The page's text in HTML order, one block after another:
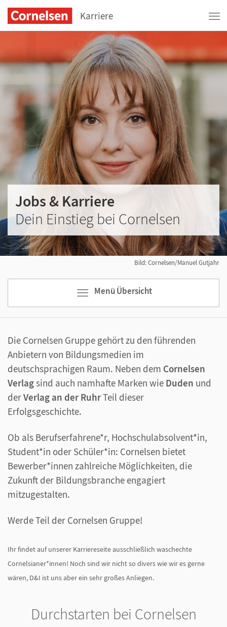
Karriere
Bild: Cornelsen/Manuel Gutjahr
Jobs & Karriere
Dein Einstieg bei Cornelsen
Menü Übersicht
Die Cornelsen Gruppe gehört zu den führenden
Anbietern von Bildungsmedien im
deutschsprachigen Raum. Neben dem Cornelsen
Verlagsind auch namhafte Marken wie Duden und
derVerlag an der RuhrTeil dieser
Erfolgsgeschichte.
Ob als Berufserfahrene*r, Hochschulabsolvent*in,
Student*in oder Schüler*in: Cornelsen bietet
Bewerber*innen zahlreiche Möglichkeiten, die
Zukunft der Bildungsbranche engagiert
mitzugestalten.
Werde Teil der Cornelsen Gruppe!
Ihr findet auf unserer Karriereseite ausschließlich waschechte
Cornelsianer*innen! Noch sind wir nicht so divers wie wir es gerne
wären, D&I ist uns aber ein sehr großes Anliegen.
Durchstarten bei Cornelsen